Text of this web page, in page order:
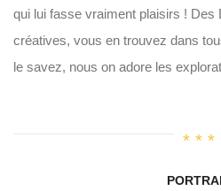
qui lui fasse vraiment plaisirs ! Des
créatives, vous en trouvez dans
le savez, nous on adore les